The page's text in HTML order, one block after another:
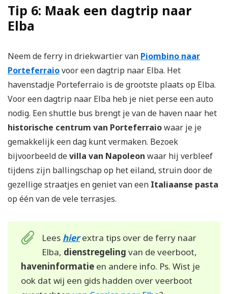
Tip 6: Maak een dagtrip naar
Elba
Neem de ferry in driekwartier van Piombino naar
Porteferraiovoor een dagtrip naar Elba. Het
havenstadje Porteferraio is de grootste plaats op Elba.
Voor een dagtrip naar Elba heb je niet perse een auto
nodig. Een shuttle bus brengt je van de haven naar het
historische centrum van Porteferraiowaar je je
gemakkelijk een dag kunt vermaken. Bezoek
bijvoorbeeld devilla van Napoleon waar hij verbleef
tijdens zijn ballingschap op het eiland, struin door de
gezellige straatjes en geniet van een Italiaanse pasta
op één van de vele terrasjes.
Lees hierextra tips over de ferry naar
Elba, dienstregeling van de veerboot,
haveninformatie en andere info. Ps. Wist je
ook dat wij een gids hadden over veerboot